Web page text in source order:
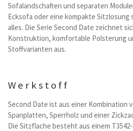
Kataloge Landhaus
Kataloge Massivholz
Massivholz Wohnen
Kataloge Trends
Sofalandschaften und separaten
Ecksofa oder eine kompakte
alles. Die Serie Second Date zeichnet
Konstruktion, komfortable Polsterung
Stoffvarianten aus.
Werkstoff
Second Date ist aus einer Kombination
Spanplatten, Sperrholz und einer
Die Sitzflache besteht aus einem